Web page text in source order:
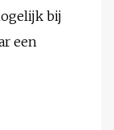
bij
een